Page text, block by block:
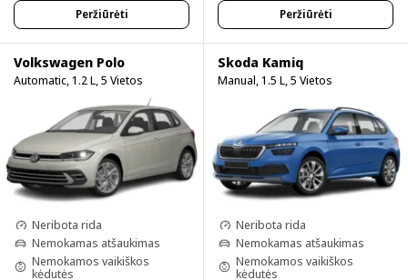
Peržiūrėti Peržiūrėti
Volkswagen Polo
Automatic, 1.2 L, 5 Vietos
Neribota rida
Nemokamas atšaukimas
Nemokamos vaikiškos
kėdutės
Skoda Kamiq
Manual, 1.5 L, 5 Vietos
Neribota rida
Nemokamas atšaukimas
Nemokamos vaikiškos
kėdutės